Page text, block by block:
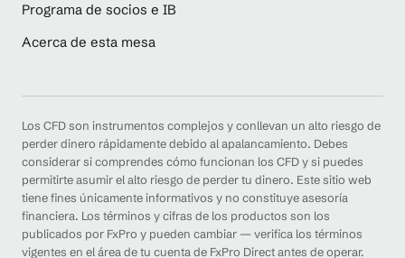
Programa de socios e IB
Acerca de esta mesa
Los CFD son instrumentos complejos y conllevan un alto riesgo de
perder dinero rápidamente debido al apalancamiento. Debes
considerar si comprendes cómo funcionan los CFD y si puedes
permitirte asumir el alto riesgo de perder tu dinero. Este sitio web
tiene fines únicamente informativos y no constituye asesoría
financiera. Los términos y cifras de los productos son los
publicados por FxPro y pueden cambiar — verifica los términos
vigentes en el área de tu cuenta de FxPro Direct antes de operar.